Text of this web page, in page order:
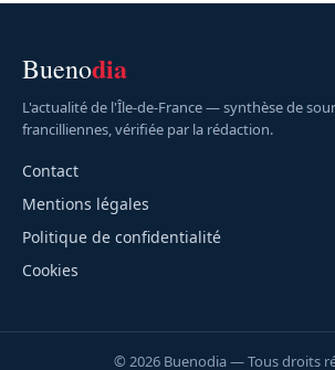
Buenodia
L'actualité de l'Île-de-France — synthèse de
francilliennes, vérifiée par la rédaction.
Contact
Mentions légales
Politique de confidentialité
Cookies
© 2026 Buenodia — Tous droits